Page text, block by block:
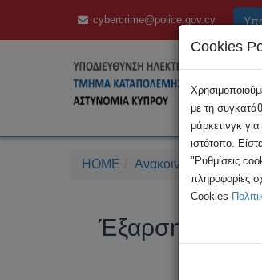
cybercrime@police.gov.cy
HOME Ανακοινώσεις
Έξαρση του
Cookies
με τη
μάρκετινγκ
ιστότοπο.
"Ρυθμίσεις
πληροφορίες
Cookies